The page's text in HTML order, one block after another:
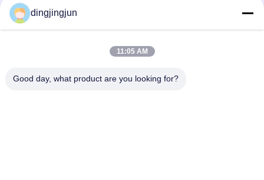
জিংক প্লাস্টিক কার্বন ইস্পাত থাম্বল
চোখ অ্যাঙ্কর রড মেরু লাইন
হার্ডওয়্যার
dingjingjun
11:05 AM
Good day, what product are you looking for?